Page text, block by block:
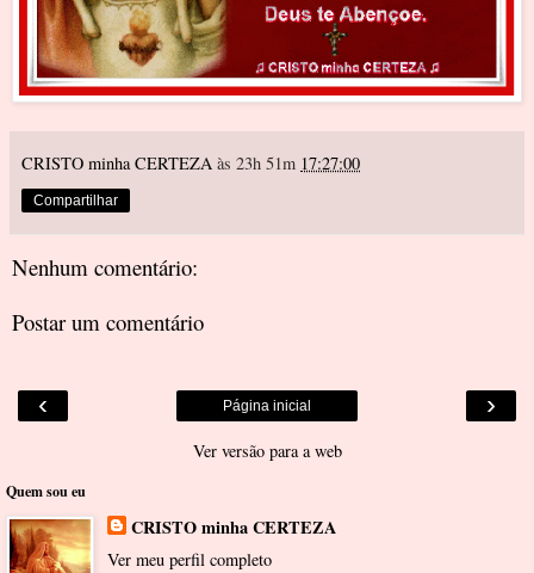
CRISTO minha CERTEZA às 23h 51m 17:27:00
Compartilhar
Nenhum comentário:
Postar um comentário
‹ ›
Página inicial
Ver versão para a web
Quem sou eu
CRISTO minha CERTEZA
Ver meu perfil completo